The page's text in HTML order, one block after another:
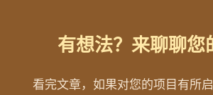
有想法？来聊聊您
看完文章，如果对您的项目有所